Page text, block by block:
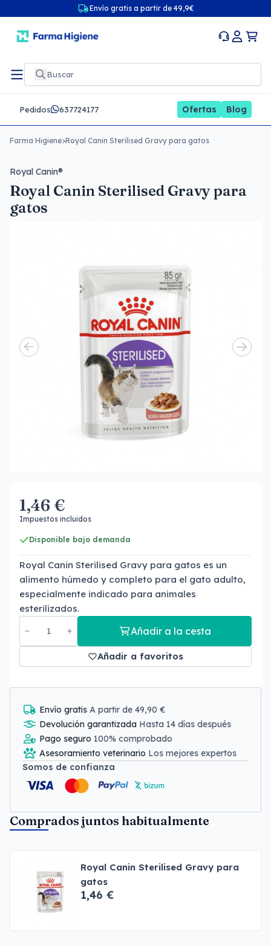
Envío gratis a partir de 49,9€
Pedidos 637724177 Ofertas Blog
Farma Higiene>Royal Canin Sterilised Gravy para gatos
Royal Canin®
Royal Canin Sterilised Gravy para
gatos
1,46 €
Impuestos incluidos
Disponible bajo demanda
Royal Canin Sterilised Gravy para gatos es un
alimento húmedo y completo para el gato adulto,
especialmente indicado para animales
esterilizados.
Añadir a la cesta
Añadir a favoritos
Envío gratis A partir de 49,90 €
Devolución garantizada Hasta 14 días después
Pago seguro 100% comprobado
Asesoramiento veterinario Los mejores expertos
Somos de confianza
Comprados juntos habitualmente
Royal Canin Sterilised Gravy para
gatos
1,46 €